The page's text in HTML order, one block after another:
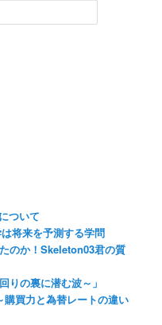
ついて
将来を予測する学問
のか！Skeleton03君の質
りの裏に潜む波～」
買力と為替レートの違い